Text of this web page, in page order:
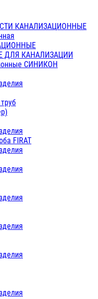
КАНАЛИЗАЦИОННЫЕ
ДЛЯ КАНАЛИЗАЦИИ
СИНИКОН
FIRAT